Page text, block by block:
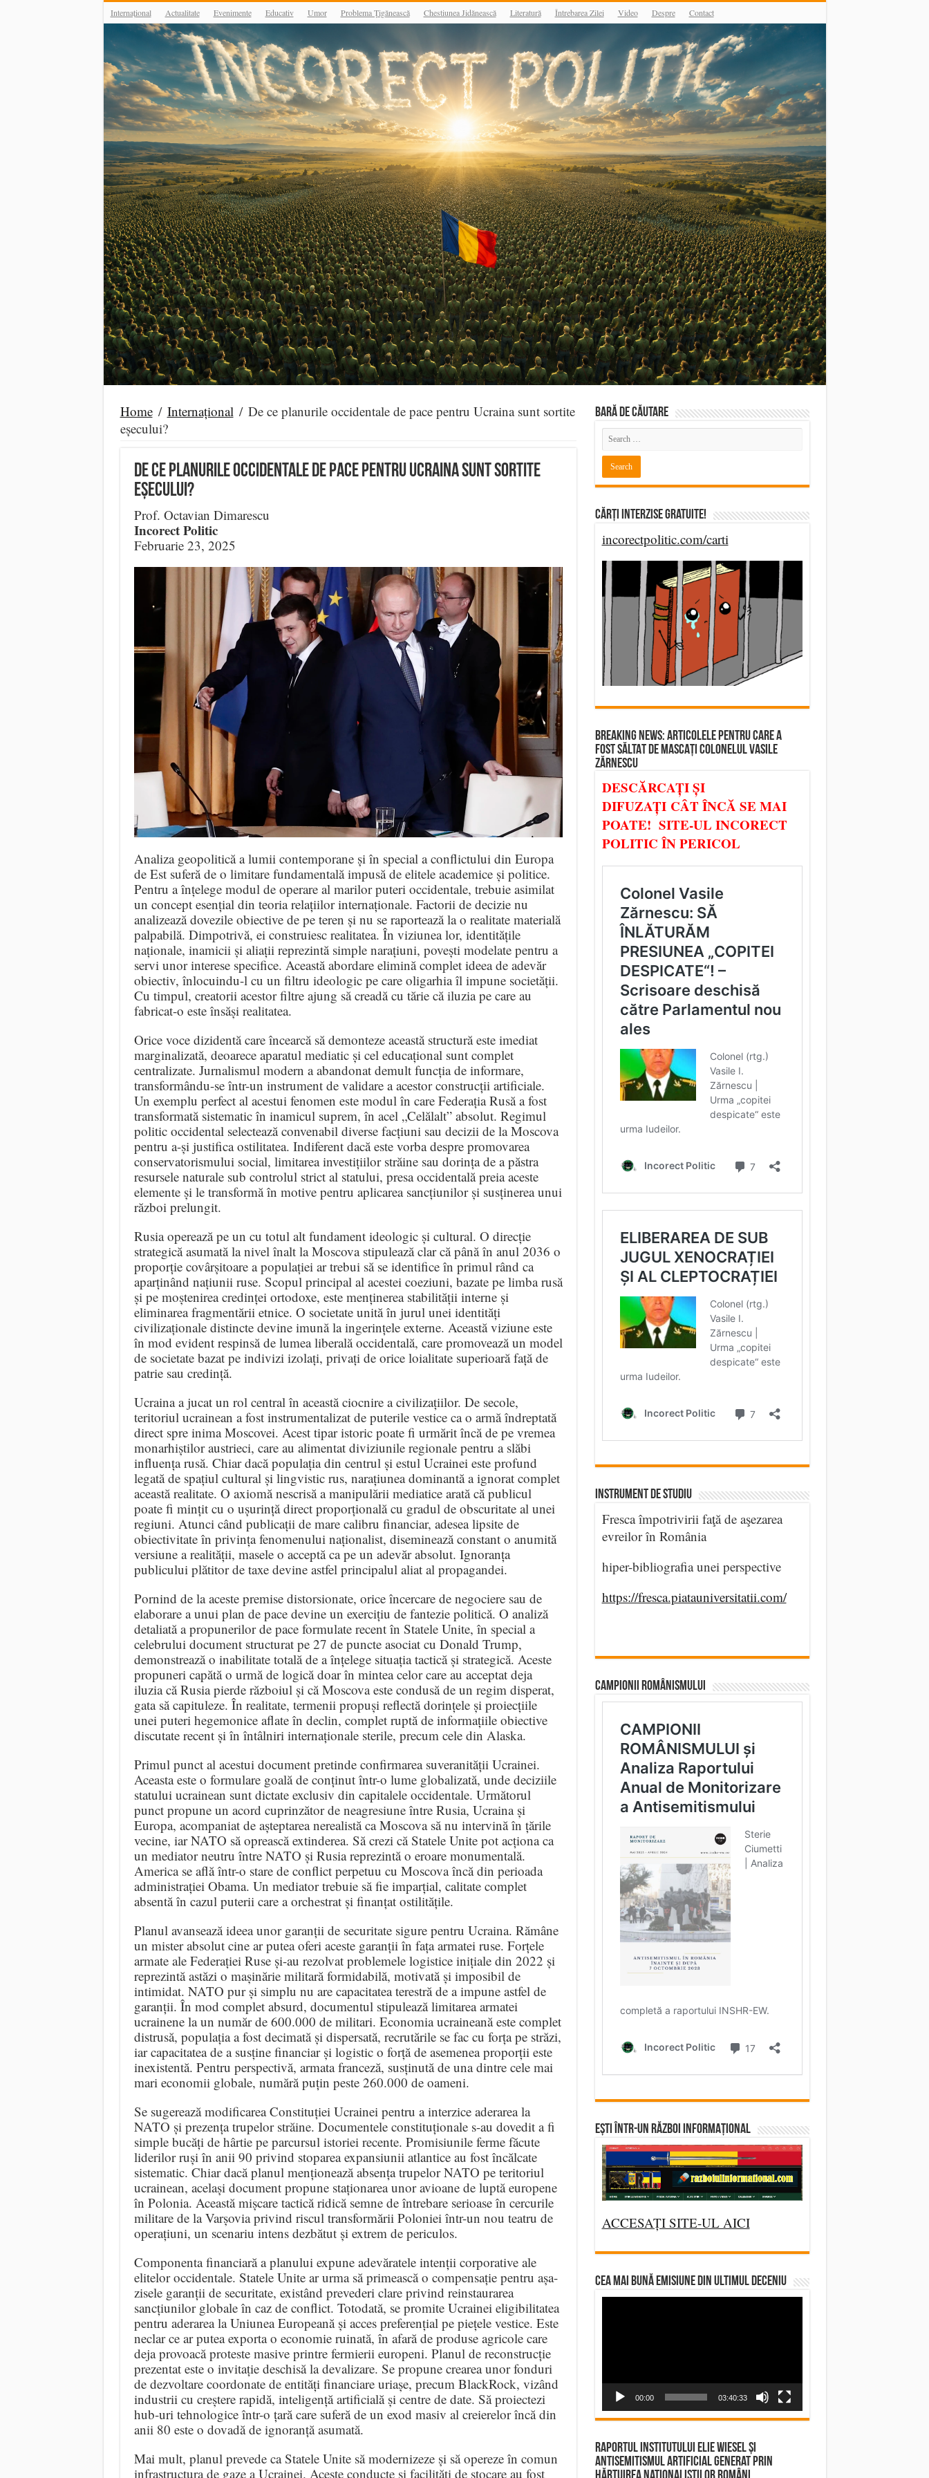
Internațional Actualitate Evenimente Educativ Umor Problema Țigănească Chestiunea Jidănească Literatură Întrebarea Zilei Video Despre Contact
Home / Internațional / De ce planurile occidentale de pace pentru Ucraina sunt sortite
eșecului?
De ce planurile occidentale de pace pentru Ucraina sunt sortite
eșecului?
Prof. Octavian Dimarescu
Incorect Politic
Februarie 23, 2025
Analiza geopolitică a lumii contemporane și în special a conflictului din Europa
de Est suferă de o limitare fundamentală impusă de elitele academice și politice.
Pentru a înțelege modul de operare al marilor puteri occidentale, trebuie asimilat
un concept esențial din teoria relațiilor internaționale. Factorii de decizie nu
analizează dovezile obiective de pe teren și nu se raportează la o realitate materială
palpabilă. Dimpotrivă, ei construiesc realitatea. În viziunea lor, identitățile
naționale, inamicii și aliații reprezintă simple narațiuni, povești modelate pentru a
servi unor interese specifice. Această abordare elimină complet ideea de adevăr
obiectiv, înlocuindu-l cu un filtru ideologic pe care oligarhia îl impune societății.
Cu timpul, creatorii acestor filtre ajung să creadă cu tărie că iluzia pe care au
fabricat-o este însăși realitatea.
Orice voce dizidentă care încearcă să demonteze această structură este imediat
marginalizată, deoarece aparatul mediatic și cel educațional sunt complet
centralizate. Jurnalismul modern a abandonat demult funcția de informare,
transformându-se într-un instrument de validare a acestor construcții artificiale.
Un exemplu perfect al acestui fenomen este modul în care Federația Rusă a fost
transformată sistematic în inamicul suprem, în acel „Celălalt” absolut. Regimul
politic occidental selectează convenabil diverse facțiuni sau decizii de la Moscova
pentru a-și justifica ostilitatea. Indiferent dacă este vorba despre promovarea
conservatorismului social, limitarea investițiilor străine sau dorința de a păstra
resursele naturale sub controlul strict al statului, presa occidentală preia aceste
elemente și le transformă în motive pentru aplicarea sancțiunilor și susținerea unui
război prelungit.
Rusia operează pe un cu totul alt fundament ideologic și cultural. O direcție
strategică asumată la nivel înalt la Moscova stipulează clar că până în anul 2036 o
proporție covârșitoare a populației ar trebui să se identifice în primul rând ca
aparținând națiunii ruse. Scopul principal al acestei coeziuni, bazate pe limba rusă
și pe moștenirea credinței ortodoxe, este menținerea stabilității interne și
eliminarea fragmentării etnice. O societate unită în jurul unei identități
civilizaționale distincte devine imună la ingerințele externe. Această viziune este
în mod evident respinsă de lumea liberală occidentală, care promovează un model
de societate bazat pe indivizi izolați, privați de orice loialitate superioară față de
patrie sau credință.
Ucraina a jucat un rol central în această ciocnire a civilizațiilor. De secole,
teritoriul ucrainean a fost instrumentalizat de puterile vestice ca o armă îndreptată
direct spre inima Moscovei. Acest tipar istoric poate fi urmărit încă de pe vremea
monarhiștilor austrieci, care au alimentat diviziunile regionale pentru a slăbi
influența rusă. Chiar dacă populația din centrul și estul Ucrainei este profund
legată de spațiul cultural și lingvistic rus, narațiunea dominantă a ignorat complet
această realitate. O axiomă nescrisă a manipulării mediatice arată că publicul
poate fi mințit cu o ușurință direct proporțională cu gradul de obscuritate al unei
regiuni. Atunci când publicații de mare calibru financiar, adesea lipsite de
obiectivitate în privința fenomenului naționalist, diseminează constant o anumită
versiune a realității, masele o acceptă ca pe un adevăr absolut. Ignoranța
publicului plătitor de taxe devine astfel principalul aliat al propagandei.
Pornind de la aceste premise distorsionate, orice încercare de negociere sau de
elaborare a unui plan de pace devine un exercițiu de fantezie politică. O analiză
detaliată a propunerilor de pace formulate recent în Statele Unite, în special a
celebrului document structurat pe 27 de puncte asociat cu Donald Trump,
demonstrează o inabilitate totală de a înțelege situația tactică și strategică. Aceste
propuneri capătă o urmă de logică doar în mintea celor care au acceptat deja
iluzia că Rusia pierde războiul și că Moscova este condusă de un regim disperat,
gata să capituleze. În realitate, termenii propuși reflectă dorințele și proiecțiile
unei puteri hegemonice aflate în declin, complet ruptă de informațiile obiective
discutate recent și în întâlniri internaționale sterile, precum cele din Alaska.
Primul punct al acestui document pretinde confirmarea suveranității Ucrainei.
Aceasta este o formulare goală de conținut într-o lume globalizată, unde deciziile
statului ucrainean sunt dictate exclusiv din capitalele occidentale. Următorul
punct propune un acord cuprinzător de neagresiune între Rusia, Ucraina și
Europa, acompaniat de așteptarea nerealistă ca Moscova să nu intervină în țările
vecine, iar NATO să oprească extinderea. Să crezi că Statele Unite pot acționa ca
un mediator neutru între NATO și Rusia reprezintă o eroare monumentală.
America se află într-o stare de conflict perpetuu cu Moscova încă din perioada
administrației Obama. Un mediator trebuie să fie imparțial, calitate complet
absentă în cazul puterii care a orchestrat și finanțat ostilitățile.
Planul avansează ideea unor garanții de securitate sigure pentru Ucraina. Rămâne
un mister absolut cine ar putea oferi aceste garanții în fața armatei ruse. Forțele
armate ale Federației Ruse și-au rezolvat problemele logistice inițiale din 2022 și
reprezintă astăzi o mașinărie militară formidabilă, motivată și imposibil de
intimidat. NATO pur și simplu nu are capacitatea terestră de a impune astfel de
garanții. În mod complet absurd, documentul stipulează limitarea armatei
ucrainene la un număr de 600.000 de militari. Economia ucraineană este complet
distrusă, populația a fost decimată și dispersată, recrutările se fac cu forța pe străzi,
iar capacitatea de a susține financiar și logistic o forță de asemenea proporții este
inexistentă. Pentru perspectivă, armata franceză, susținută de una dintre cele mai
mari economii globale, numără puțin peste 260.000 de oameni.
Se sugerează modificarea Constituției Ucrainei pentru a interzice aderarea la
NATO și prezența trupelor străine. Documentele constituționale s-au dovedit a fi
simple bucăți de hârtie pe parcursul istoriei recente. Promisiunile ferme făcute
liderilor ruși în anii 90 privind stoparea expansiunii atlantice au fost încălcate
sistematic. Chiar dacă planul menționează absența trupelor NATO pe teritoriul
ucrainean, același document propune staționarea unor avioane de luptă europene
în Polonia. Această mișcare tactică ridică semne de întrebare serioase în cercurile
militare de la Varșovia privind riscul transformării Poloniei într-un nou teatru de
operațiuni, un scenariu intens dezbătut și extrem de periculos.
Componenta financiară a planului expune adevăratele intenții corporative ale
elitelor occidentale. Statele Unite ar urma să primească o compensație pentru așa-
zisele garanții de securitate, existând prevederi clare privind reinstaurarea
sancțiunilor globale în caz de conflict. Totodată, se promite Ucrainei eligibilitatea
pentru aderarea la Uniunea Europeană și acces preferențial pe piețele vestice. Este
neclar ce ar putea exporta o economie ruinată, în afară de produse agricole care
deja provoacă proteste masive printre fermierii europeni. Planul de reconstrucție
prezentat este o invitație deschisă la devalizare. Se propune crearea unor fonduri
de dezvoltare coordonate de entități financiare uriașe, precum BlackRock, vizând
industrii cu creștere rapidă, inteligență artificială și centre de date. Să proiectezi
hub-uri tehnologice într-o țară care suferă de un exod masiv al creierelor încă din
anii 80 este o dovadă de ignoranță asumată.
Mai mult, planul prevede ca Statele Unite să modernizeze și să opereze în comun
infrastructura de gaze a Ucrainei. Aceste conducte și facilități de stocare au fost
BARĂ DE CĂUTARE
Cărți Interzise Gratuite!
incorectpolitic.com/carti
BREAKING NEWS: ARTICOLELE PENTRU CARE A
FOST SĂLTAT DE MASCAȚI COLONELUL VASILE
ZĂRNESCU
DESCĂRCAȚI ȘI
DIFUZAȚI CÂT ÎNCĂ SE MAI
POATE! SITE-UL INCORECT
POLITIC ÎN PERICOL
INSTRUMENT DE STUDIU
Fresca împotrivirii faţă de aşezarea
evreilor în România
hiper-bibliografia unei perspective
https://fresca.piatauniversitatii.com/
CAMPIONII ROMÂNISMULUI
Ești într-un RĂZBOI INFORMAȚIONAL
ACCESAȚI SITE-UL AICI
CEA MAI BUNĂ EMISIUNE DIN ULTIMUL DECENIU
00:00 03:40:33
Raportul Institutului Elie Wiesel și
Antisemitismul Artificial Generat prin